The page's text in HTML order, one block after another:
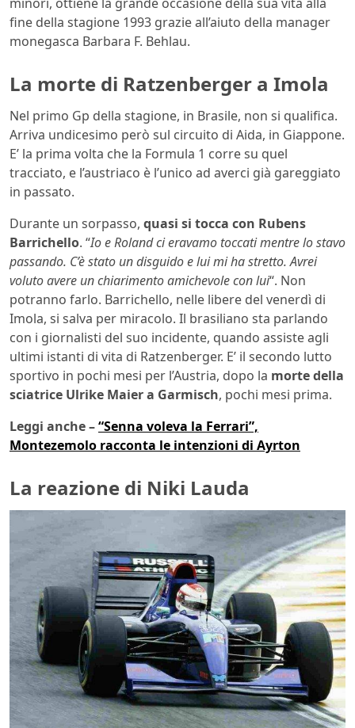
fine della stagione 1993 grazie all’aiuto della manager
monegasca Barbara F. Behlau.
La morte di Ratzenberger a Imola
Nel primo Gp della stagione, in Brasile, non si qualifica.
Arriva undicesimo però sul circuito di Aida, in Giappone.
E’ la prima volta che la Formula 1 corre su quel
tracciato, e l’austriaco è l’unico ad averci già gareggiato
in passato.
Durante un sorpasso, quasi si tocca con Rubens
Barrichello. “Io e Roland ci eravamo toccati mentre lo stavo
passando. C’è stato un disguido e lui mi ha stretto. Avrei
voluto avere un chiarimento amichevole con lui“. Non
potranno farlo. Barrichello, nelle libere del venerdì di
Imola, si salva per miracolo. Il brasiliano sta parlando
con i giornalisti del suo incidente, quando assiste agli
ultimi istanti di vita di Ratzenberger. E’ il secondo lutto
sportivo in pochi mesi per l’Austria, dopo la morte della
sciatrice Ulrike Maier a Garmisch, pochi mesi prima.
Leggi anche –“Senna voleva la Ferrari”,
Montezemolo racconta le intenzioni di Ayrton
La reazione di Niki Lauda